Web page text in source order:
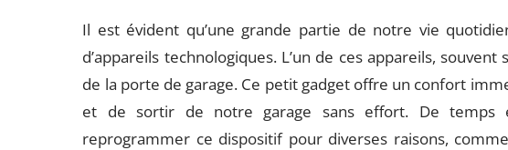
Il est évident qu’une grande partie de notre vie
d’appareils technologiques. L’un de ces appareils,
de la porte de garage. Ce petit gadget offre un confort
et de sortir de notre garage sans effort. De temps
reprogrammer ce dispositif pour diverses raisons,